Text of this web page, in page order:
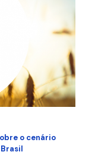
o cenário